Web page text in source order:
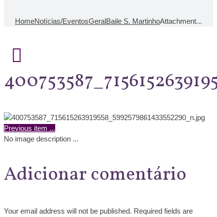
HomeNotícias/EventosGeralBaile S. MartinhoAttachment...
Previous item ...
No image description ...
Adicionar comentário
Your email address will not be published. Required fields are